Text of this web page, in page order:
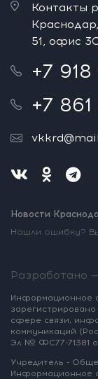
Контакты
51, офис
+7
+7
Новости
Нашли ошибку?
Разработано —
Информационное
зарегистрировано
сфере связи,
коммуникаций
Эл № ФС77-71381
Учредитель -
Информационное